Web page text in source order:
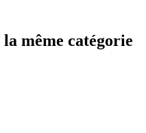
même catégorie